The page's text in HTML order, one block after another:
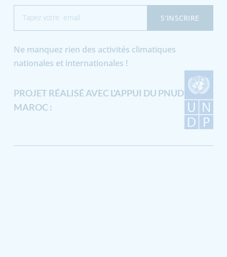
PROJET RÉALISÉ AVEC L'APPUI DU PNUD
Ne manquez rien des activités climatiques